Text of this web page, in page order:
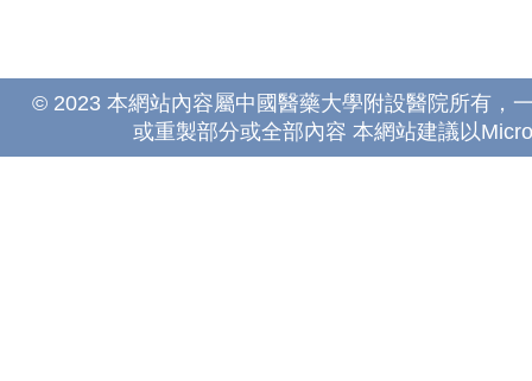
© 2023 本網站內容屬中國醫藥大學附設醫院所有，
或重製部分或全部內容 本網站建議以